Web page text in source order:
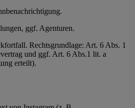
ggf. Agenturen.
Rechtsgrundlage: Art. 6 Abs. 1
und ggf. Art. 6 Abs.1 lit. a
erteilt).